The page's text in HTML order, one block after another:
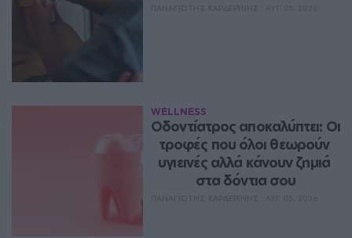
WELLNESS
Οδοντίατρος αποκαλύπτει: Οι
τροφές που όλοι θεωρούν
υγιεινές αλλά κάνουν ζημιά
στα δόντια σου